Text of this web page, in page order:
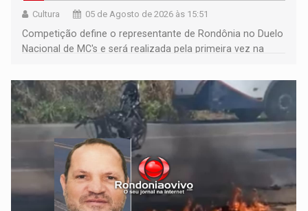
Cultura 05 de Agosto de 2026 às 15:51
Competição define o representante de Rondônia no Duelo
Nacional de MC's e será realizada pela primeira vez na